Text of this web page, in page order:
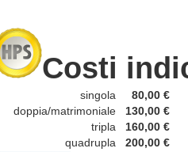
Costi
singola
80,00 €
doppia/matrimoniale
130,00 €
tripla
160,00 €
quadrupla
200,00 €